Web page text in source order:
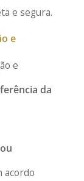
e segura.
e
e
da
acordo